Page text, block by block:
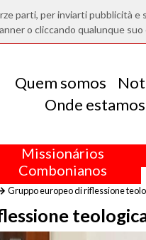
parti, per inviarti pubblicità
o cliccando qualunque
Quem somos
Onde estamos
Missionários
Combonianos
Gruppo europeo di riflessione